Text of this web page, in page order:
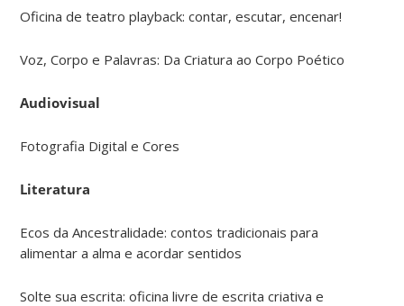
Oficina de teatro playback: contar, escutar, encenar!
Voz, Corpo e Palavras: Da Criatura ao Corpo Poético
Audiovisual
Fotografia Digital e Cores
Literatura
Ecos da Ancestralidade: contos tradicionais para
alimentar a alma e acordar sentidos
Solte sua escrita: oficina livre de escrita criativa e